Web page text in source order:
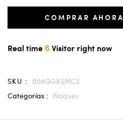
COMPRAR AHORA
Real time 6Visitor right now
SKU :
B08QGX5MC2
Categorías : Bloques